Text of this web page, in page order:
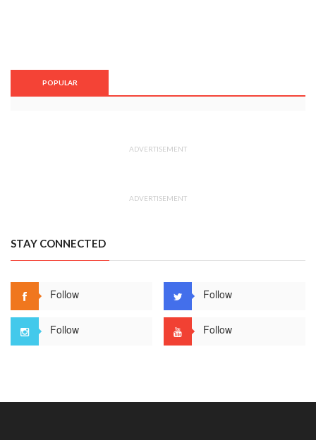
POPULAR
ADVERTISEMENT
ADVERTISEMENT
STAY CONNECTED
Follow Follow
Follow Follow